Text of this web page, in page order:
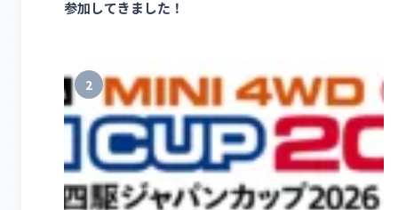
参加してきました！
2